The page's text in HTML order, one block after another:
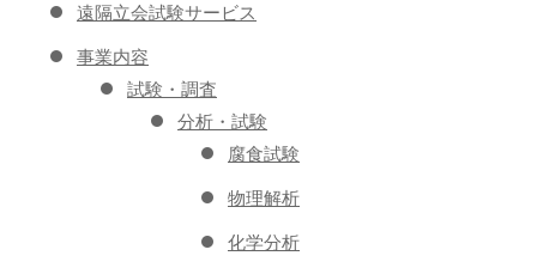
遠隔立会試験サービス
事業内容
試験・調査
分析・試験
腐食試験
物理解析
化学分析